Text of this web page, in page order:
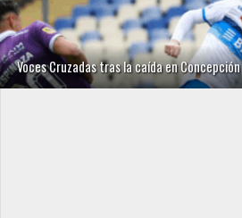
Voces Cruzadas tras la caída en Concepción